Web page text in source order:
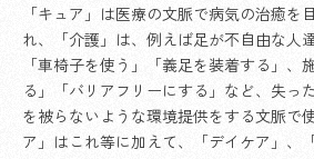
「キュア」は医療の文脈で病気の治癒を
れ、「介護」は、例えば足が不自由な人
「車椅子を使う」「義足を装着する」、
る」「バリアフリーにする」など、失っ
を被らないような環境提供をする文脈で
ア」はこれ等に加えて、「デイケア」、